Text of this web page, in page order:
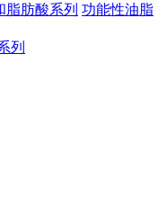
脂肪酸系列 功能性油脂
列